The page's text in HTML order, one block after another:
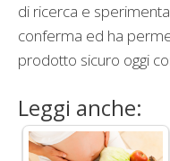
di ricerca e
conferma ed ha
prodotto sicuro oggi
Leggi anche: